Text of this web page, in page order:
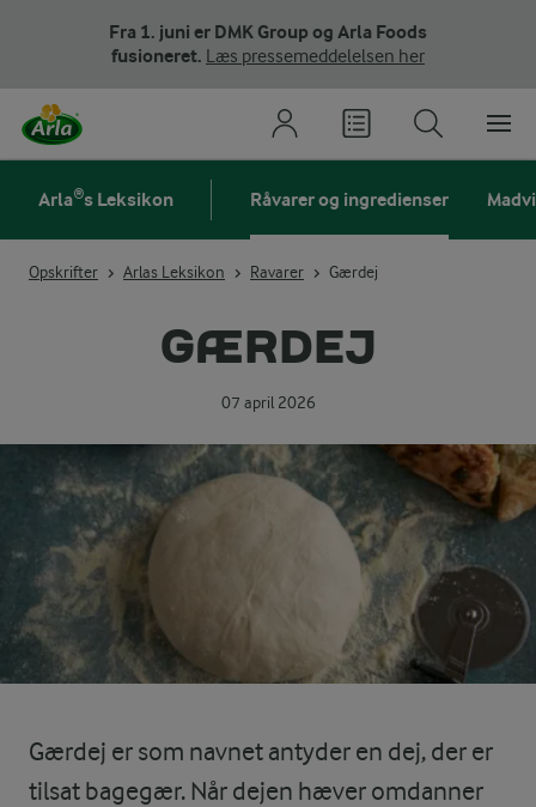
Fra 1. juni er DMK Group og Arla Foods
fusioneret. Læs pressemeddelelsen her
Arla®s Leksikon Råvarer og ingredienser
Opskrifter Arlas Leksikon Ravarer Gærdej
GÆRDEJ
07 april 2026
Gærdej er som navnet antyder en dej, der er
tilsat bagegær. Når dejen hæver omdanner